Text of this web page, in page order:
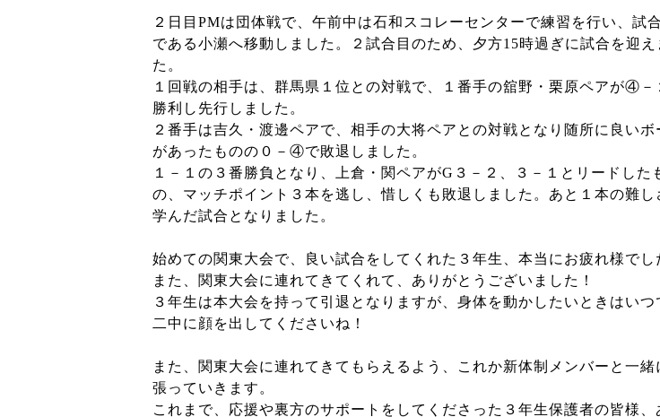
２日目PMは団体戦で、午前中は石和スコレーセンターで練習を行い、試
である小瀬へ移動しました。２試合目のため、夕方15時過ぎに試合を迎え
た。
１回戦の相手は、群馬県１位との対戦で、１番手の舘野・栗原ペアが④－
勝利し先行しました。
２番手は吉久・渡邊ペアで、相手の大将ペアとの対戦となり随所に良いボ
があったものの０－④で敗退しました。
１－１の３番勝負となり、上倉・関ペアがG３－２、３－１とリードした
の、マッチポイント３本を逃し、惜しくも敗退しました。あと１本の難し
学んだ試合となりました。
始めての関東大会で、良い試合をしてくれた３年生、本当にお疲れ様でし
また、関東大会に連れてきてくれて、ありがとうございました！
３年生は本大会を持って引退となりますが、身体を動かしたいときはいつ
二中に顔を出してくださいね！
また、関東大会に連れてきてもらえるよう、これか新体制メンバーと一緒
張っていきます。
これまで、応援や裏方のサポートをしてくださった３年生保護者の皆様、